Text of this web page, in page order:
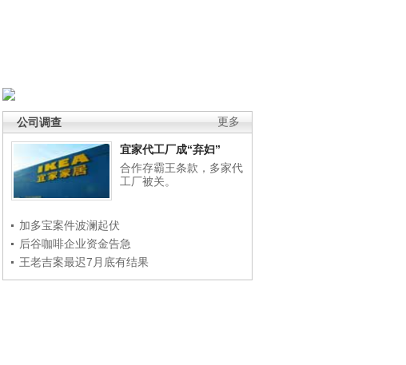
更多
公司调查
宜家代工厂成“弃妇”
合作存霸王条款，多家代
工厂被关。
加多宝案件波澜起伏
后谷咖啡企业资金告急
王老吉案最迟7月底有结果